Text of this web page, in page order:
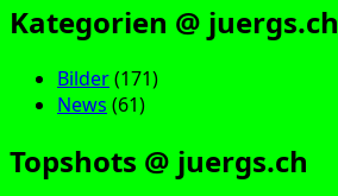
Kategorien @ juergs.ch
Bilder(171)
News (61)
Topshots @ juergs.ch